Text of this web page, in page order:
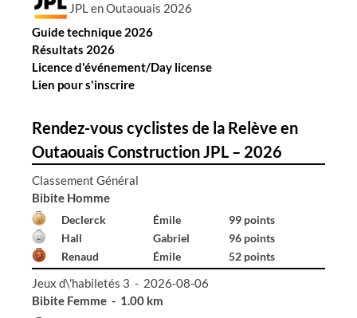
c
l
e
s
JPL en Outaouais 2026
Guide technique 2026
Résultats 2026
Licence d'événement/Day license
Lien pour s'inscrire
Rendez-vous cyclistes de la Relève en
Outaouais Construction JPL – 2026
Classement Général
Bibite Homme
Declerck Émile
99 points
Hall
Gabriel
96 points
Renaud
Émile 52 points
Jeux d\'habiletés 3 - 2026-08-06
Bibite Homme - 1.00 km